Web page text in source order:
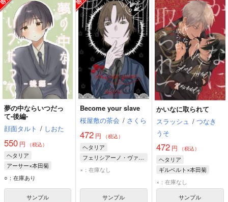
夢の中ならいつだっ
て-後編-
顔面タルト / しおた
550 円 （税込）
ヘタリア
アーサー×本田菊
アーサー・カークランド
○：在庫あり
サンプル
Become your slave
桜屋敷の茶会 / さくら
472 円 （税込）
ヘタリア
フェリシアーノ・ヴァルガス
本田菊
×：在庫なし
サンプル
かいなに取られて
スラッシュ / つなき
うそ
472円 （税込）
ヘタリア
ギルベルト×本田菊
本田菊
×：在庫なし
サンプル